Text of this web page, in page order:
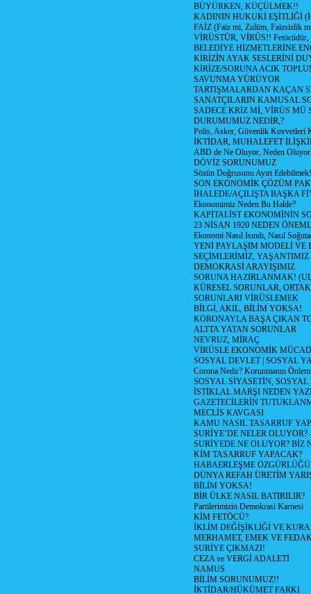
BÜYÜRKEN, KÜÇÜLMEK!!
KADININ HUKUKİ EŞİTLİĞİ
FAİZ (Faiz mi, Zulüm, Faizsizlik
VİRÜSTÜR, VİRÜS!! Fetöcüdür,
BELEDİYE HİZMETLERİNE
KİRİZİN AYAK SESLERİNİ
KİRİZE/SORUNA ACIK
SAVUNMA YÜRÜYOR
TARTIŞMALARDAN KAÇAN
SANATÇILARIN KAMUSAL
SADECE KRİZ Mİ, VİRÜS MÜ
DURUMUMUZ NEDİR,?
Polis, Asker, Güvenlik Kuvvetleri
İKTİDAR, MUHALEFET
ABD de Ne Oluyor, Neden
DÖVİZ SORUNUMUZ
Sözün Doğrusunu Ayırt Edebilmek!
SON EKONOMİK ÇÖZÜM
İHALEDE/AÇILIŞTA BAŞKA
Ekonomimiz Neden Bu Halde?
KAPİTALİST EKONOMİNİN
23 NİSAN 1920 NEDEN
Ekonomi Nasıl Isındı, Nasıl
YENİ PAYLAŞIM MODELİ VE
SEÇİMLERİMİZ, YAŞANTIMIZ
DEMOKRASİ ARAYIŞIMIZ
SORUNA HAZIRLANMAK!
KÜRESEL SORUNLAR,
SORUNLARI VİRÜSLEMEK
BİLGİ, AKIL, BİLİM YOKSA!
KORONAYLA BAŞA ÇIKAN
ALTTA YATAN SORUNLAR
NEVRUZ, MİRAÇ
VİRÜSLE EKONOMİK
SOSYAL DEVLET | SOSYAL
Corona Nedir? Korunmanın
SOSYAL SİYASETİN,
İSTİKLAL MARŞI NEDEN
GAZETECİLERİN
MECLİS KAVGASI
KAMU NASIL TASARRUF
SURİYE’DE NELER OLUYOR?
SURİYEDE NE OLUYOR? BİZ
KİM TASARRUF YAPACAK?
HABAERLEŞME
DÜNYA REFAH ÜRETİM
BİLİM YOKSA!
BİR ÜLKE NASIL BATIRILIR?
Partilerimizin Demokrasi Karnesi
KİM FETÖCÜ?
İKLİM DEĞİŞİKLİĞİ VE
MERHAMET, EMEK VE
SURİYE ÇIKMAZI!
CEZA ve VERGİ ADALETİ
NAMUS
BİLİM SORUNUMUZ!!
İKTİDAR/HÜKÜMET FARKI